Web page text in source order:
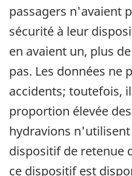
passagers n'avaient
sécurité à leur
en avaient un, plus
pas. Les données ne
accidents; toutefois,
proportion élevée
hydravions
dispositif de retenue
ce dispositif est